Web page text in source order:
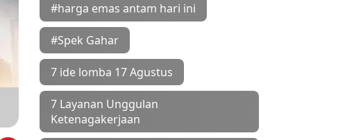
#harga emas antam hari ini
#Spek Gahar
7 ide lomba 17 Agustus
7 Layanan Unggulan
Ketenagakerjaan